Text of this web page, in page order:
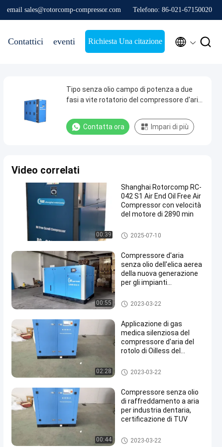
email sales@rotorcomp-compressor.com Telefono: 86-021-67150020
Contattici eventi Richiesta Una citazione  
Tipo senza olio campo di potenza a due
fasi a vite rotatorio del compressore d'aria
Contatta ora Impari di più
Video correlati
00:39
Shanghai Rotorcomp RC-
042 S1 Air End Oil Free Air
Compressor con velocità
del motore di 2890 min
Compressore
2025-07-10
00:55
Compressore d'aria
senza olio dell'elica aerea
della nuova generazione
per gli impianti
dell'alimento del tessuto
Compressore
2023-03-22
02:28
Applicazione di gas
medica silenziosa del
compressore d'aria del
rotolo di Oilless del
Rotorcomp
Compressore
2023-03-22
00:44
Compressore senza olio
di raffreddamento a aria
per industria dentaria,
certificazione di TUV
Compressore
2023-03-22